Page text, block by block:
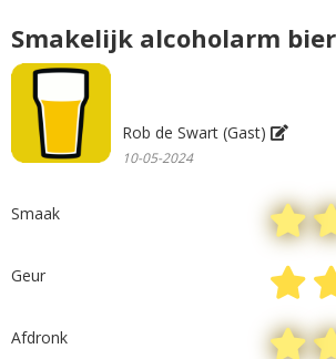
Smakelijk alcoholarm
Rob de Swart (Gast)
10-05-2024
Smaak
Geur
Afdronk